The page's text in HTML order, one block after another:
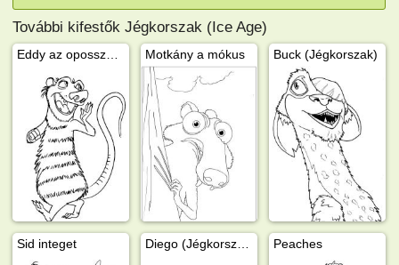
További kifestők Jégkorszak (Ice Age)
Motkány a mókus Buck (Jégkorszak)
Sid integet Peaches